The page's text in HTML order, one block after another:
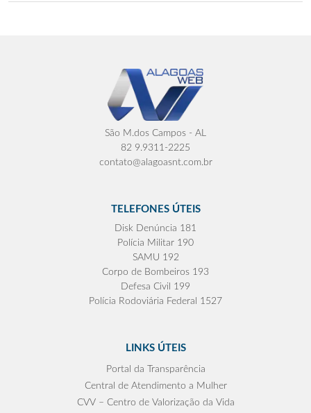
São M.dos Campos - AL
82 9.9311-2225
contato@alagoasnt.com.br
TELEFONES ÚTEIS
Disk Denúncia 181
Polícia Militar 190
SAMU 192
Corpo de Bombeiros 193
Defesa Civil 199
Polícia Rodoviária Federal 1527
LINKS ÚTEIS
Portal da Transparência
Central de Atendimento a Mulher
CVV – Centro de Valorização da Vida